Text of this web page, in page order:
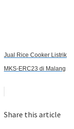
Jual Rice Cooker Listrik
MKS-ERC23 di Malang
Share this article